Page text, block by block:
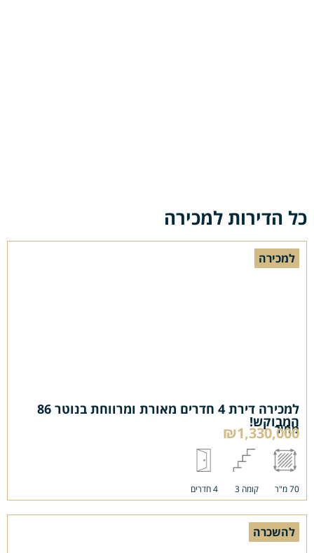
כל הדירות למכירה
למכירה
למכירה דירת 4 חדרים מאורת ומרווחת בנוטר 86
המבוקש!
מחיר
₪1,330,000
70 מ"ר קומה 3 4 חדרים
להשכרה